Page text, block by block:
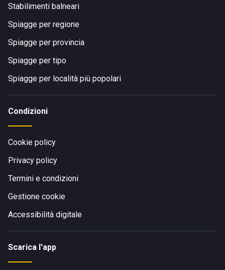
Stabilimenti balneari
Spiagge per regione
Spiagge per provincia
Spiagge per tipo
Spiagge per località più popolari
Condizioni
Cookie policy
Privacy policy
Termini e condizioni
Gestione cookie
Accessibilità digitale
Scarica l'app